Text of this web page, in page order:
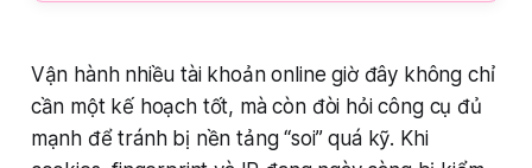
Vận hành nhiều tài khoản online giờ đây không chỉ
cần một kế hoạch tốt, mà còn đòi hỏi công cụ đủ
mạnh để tránh bị nền tảng “soi” quá kỹ. Khi